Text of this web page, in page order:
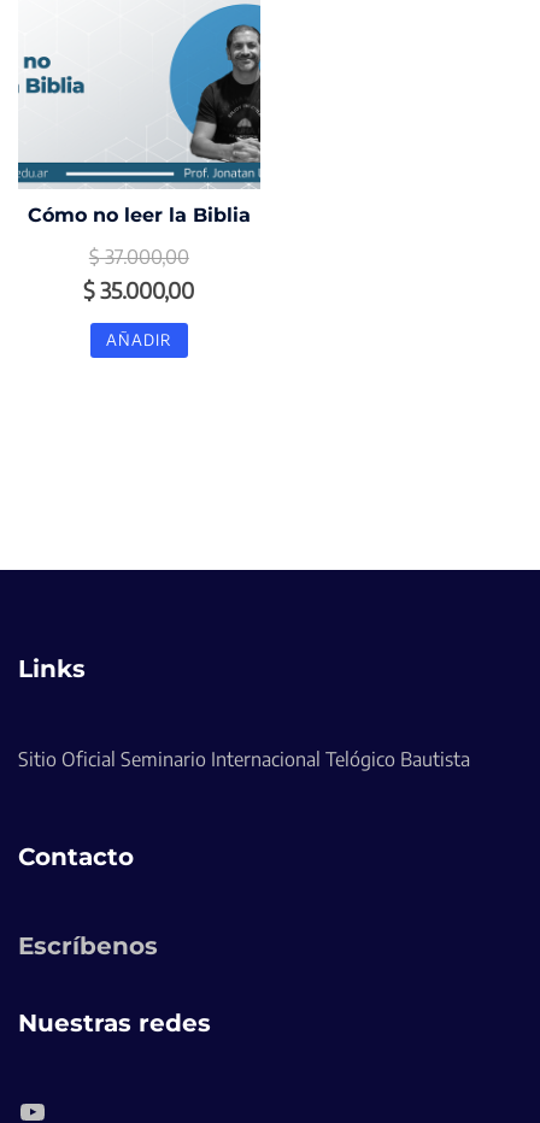
Cómo no leer la Biblia
$37.000,00
El
precio
original
$35.000,00El
AÑADIR
Links
Sitio Oficial Seminario Internacional Telógico Bautista
Contacto
Escríbenos
Nuestras redes
YouTube